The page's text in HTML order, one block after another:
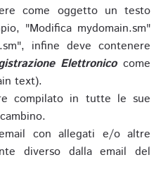
come oggetto un testo
"Modifica mydomain.sm"
infine deve contenere
Elettronicocome
text).
compilato in tutte le sue
con allegati e/o altre
diverso dalla email del